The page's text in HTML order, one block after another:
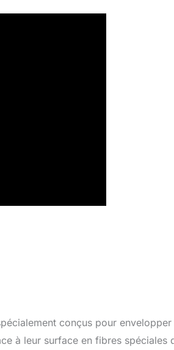
conçus pour
à leur surface en fibres spéciales